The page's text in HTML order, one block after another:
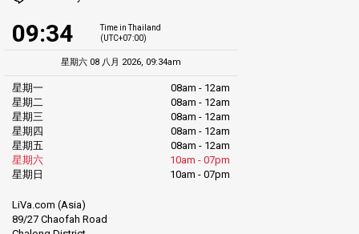
09:34
Time in Thailand
(UTC+07:00)
星期六 08 八月 2026, 09:34am
星期一
08am - 12am
星期二
08am - 12am
星期三
08am - 12am
星期四
08am - 12am
星期五
08am - 12am
星期六
10am - 07pm
星期日
10am - 07pm
LiVa.com (Asia)
89/27 Chaofah Road